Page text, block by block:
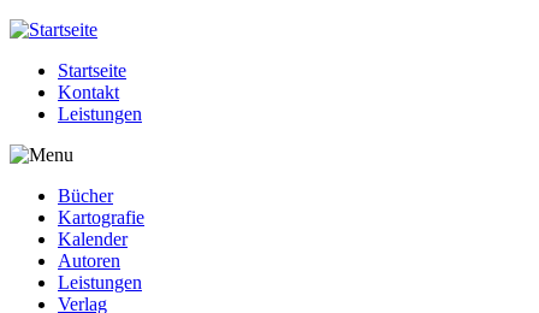
Jump to navigation
Startseite
Kontakt
Leistungen
Bücher
Kartografie
Kalender
Autoren
Leistungen
Verlag